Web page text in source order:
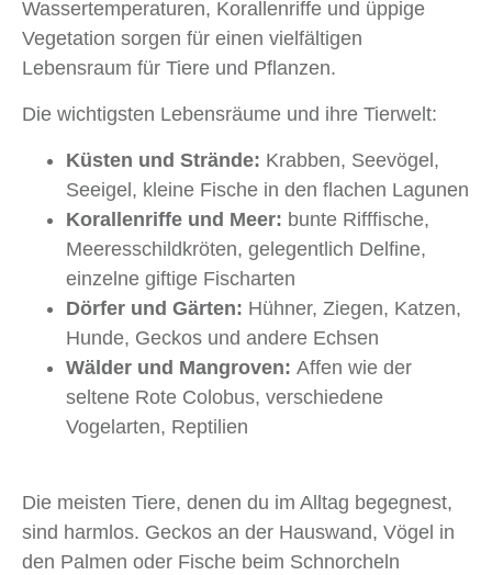
Wassertemperaturen, Korallenriffe und üppige
Vegetation sorgen für einen vielfältigen
Lebensraum für Tiere und Pflanzen.
Die wichtigsten Lebensräume und ihre Tierwelt:
Küsten und Strände: Krabben, Seevögel,
Seeigel, kleine Fische in den flachen Lagunen
Korallenriffe und Meer: bunte Rifffische,
Meeresschildkröten, gelegentlich Delfine,
einzelne giftige Fischarten
Dörfer und Gärten: Hühner, Ziegen, Katzen,
Hunde, Geckos und andere Echsen
Wälder und Mangroven: Affen wie der
seltene Rote Colobus, verschiedene
Vogelarten, Reptilien
Die meisten Tiere, denen du im Alltag begegnest,
sind harmlos. Geckos an der Hauswand, Vögel in
den Palmen oder Fische beim Schnorcheln